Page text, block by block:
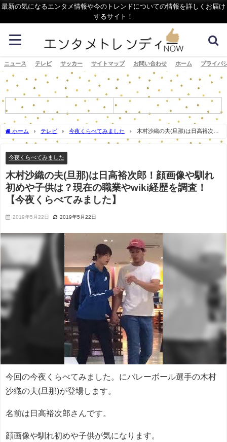
最新の気になるエンタメ情報や今のトレンドについての情報を詳しくお届け
するサイト！
ニュース テレビ サッカー サイトマップ お問い合わせ ホーム プライバ
ホーム テレビ 今夜くらべてみました
木村沙織の夫(旦那)は日高裕次
郎！顔画像や馴れ初めや子供は？現在の職業やwiki経歴を調査！【今夜くらべてみまし
今夜くらべてみました
木村沙織の夫(旦那)は日高裕次郎！顔画像や馴れ
初めや子供は？現在の職業やwiki経歴を調査！
【今夜くらべてみました】
2019年5月22日 2019年5月22日
今回の今夜くらべてみました。にバレーボール選手の木村
沙織の夫(旦那)が登場します。
名前は日高裕次郎さんです。
顔画像や馴れ初めや子供が気になります。